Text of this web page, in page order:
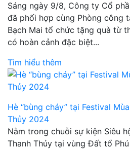
Sáng ngày 9/8, Công ty Cổ
đã phối hợp cùng Phòng công
Bạch Mai tổ chức tặng quà từ
có hoàn cảnh đặc biệt...
Tìm hiểu thêm
Hè “bùng cháy” tại Festival
Thủy 2024
Nằm trong chuỗi sự kiện Siêu
Thanh Thủy tại vùng Đất tổ